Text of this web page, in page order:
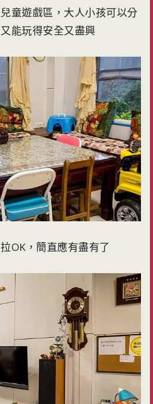
童遊戲區，大人小孩可以分
能玩得安全又盡興
OK，簡直應有盡有了